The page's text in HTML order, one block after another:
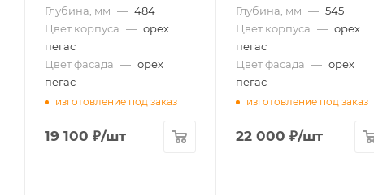
Глубина, мм — 484
Цвет корпуса — орех
пегас
Цвет фасада — орех
пегас
изготовление под заказ
19 100 ₽/шт
Глубина, мм — 545
Цвет корпуса — орех
пегас
Цвет фасада — орех
пегас
изготовление под заказ
22 000 ₽/шт